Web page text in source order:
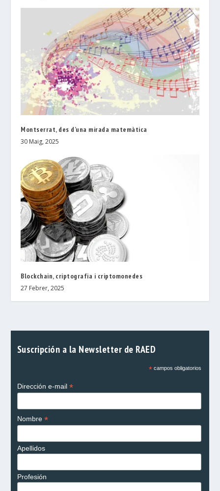
Montserrat, des d’una mirada matemàtica
30 Maig, 2025
Blockchain, criptografia i criptomonedes
27 Febrer, 2025
Suscripción a la Newsletter de RAED
*campos obligatorios
Dirección e-mail *
Nombre *
Apellidos
Profesión